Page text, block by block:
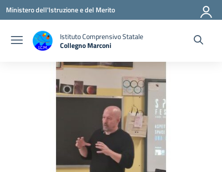
Vai ai contenuti
Vai al menu di navigazione
Vai al footer
Ministero dell'Istruzione e del Merito
Istituto Comprensivo Statale
Collegno Marconi